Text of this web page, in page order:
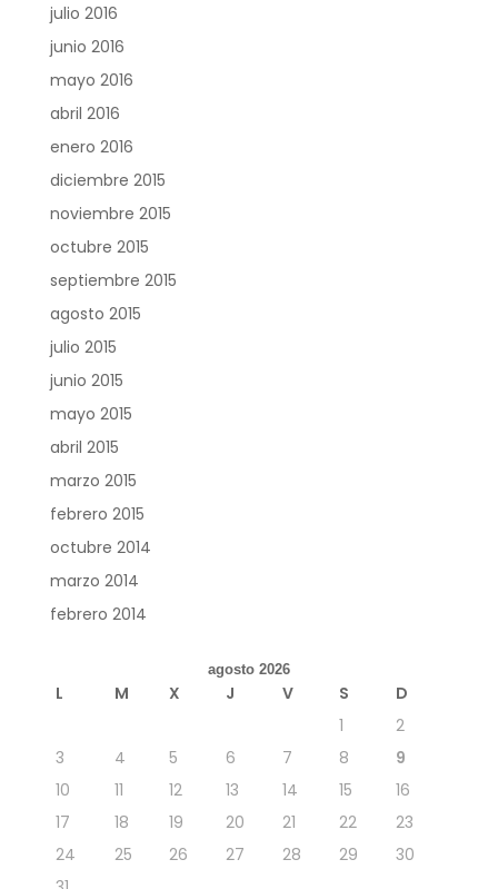
julio 2016
junio 2016
mayo 2016
abril 2016
enero 2016
diciembre 2015
noviembre 2015
octubre 2015
septiembre 2015
agosto 2015
julio 2015
junio 2015
mayo 2015
abril 2015
marzo 2015
febrero 2015
octubre 2014
marzo 2014
febrero 2014
agosto 2026
L M X J V S
D
1
2
3
4 5 6 7 8
9
10
11 12 13 14 15
16
17
18 19 20 21 22
23
24
25 26 27 28 29
30